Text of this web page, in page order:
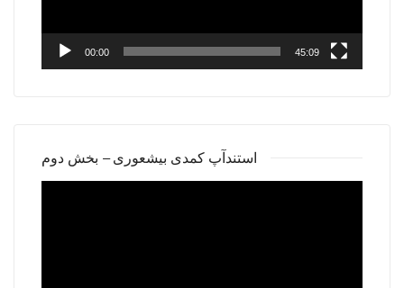
00:00 45:09
استندآپ کمدی بیشعوری – بخش دوم